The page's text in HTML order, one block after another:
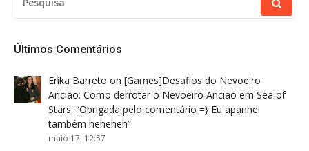
POR:
Últimos Comentários
Erika Barreto on [Games]Desafios do Nevoeiro
Ancião: Como derrotar o Nevoeiro Ancião em Sea of
Stars: “Obrigada pelo comentário =} Eu apanhei
também heheheh”
maio 17, 12:57